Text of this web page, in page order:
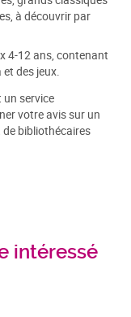
à découvrir par
4-12 ans, contenant
des jeux.
un service
votre avis sur un
de bibliothécaires
intéressé